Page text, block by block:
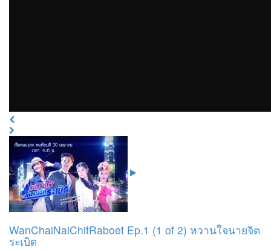
WanChaiNaiChitRaboet Ep.1 (1 of 2) หวานใจนายจิต
ระเบิด